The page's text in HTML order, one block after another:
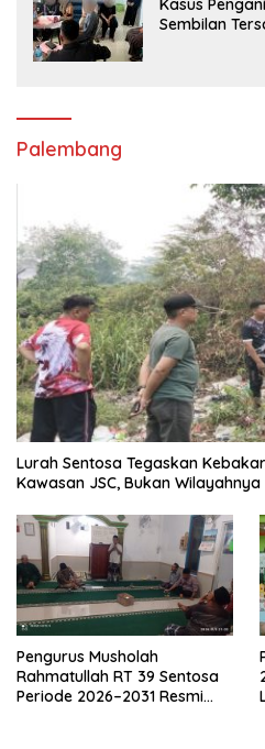
Kasus
Sembilan
Palembang
Lurah Sentosa Tegaskan
Kawasan JSC, Bukan Wilayahnya
Pengurus Musholah
Rahmatullah RT 39 Sentosa
Periode 2026–2031 Resmi